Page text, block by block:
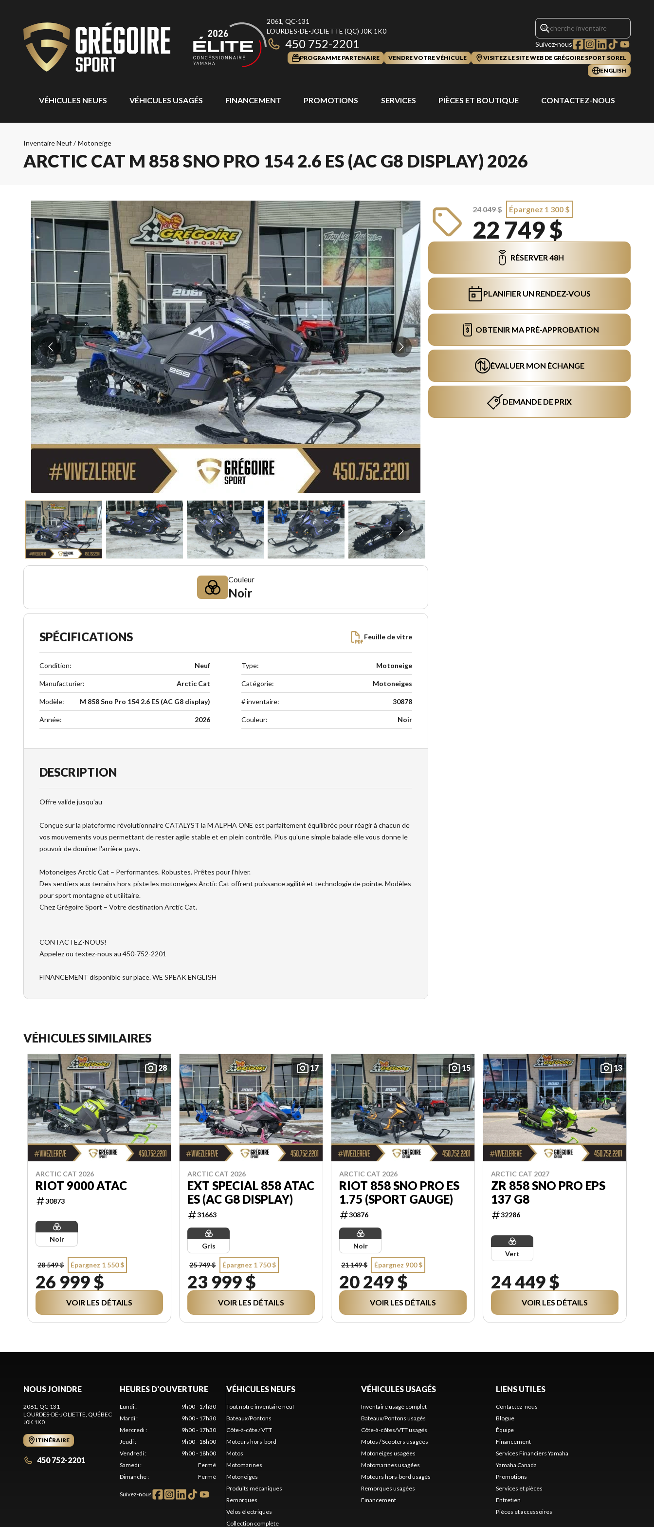
2061, QC-131
LOURDES-DE-JOLIETTE (QC) J0K 1K0
450 752-2201 Suivez-nous
PROGRAMME PARTENAIRE VENDRE VOTRE VÉHICULE
VISITEZ LE SITE WEB DE GRÉGOIRE SPORT SOREL
ENGLISH
VÉHICULES NEUFS VÉHICULES USAGÉS FINANCEMENT PROMOTIONS SERVICES PIÈCES ET BOUTIQUE CONTACTEZ-NOUS
Inventaire Neuf / Motoneige
ARCTIC CAT M 858 SNO PRO 154 2.6 ES (AC G8 DISPLAY) 2026
Couleur
Noir
SPÉCIFICATIONS Feuille de vitre
Condition: Neuf
Manufacturier: Arctic Cat
Modèle: M 858 Sno Pro 154 2.6 ES (AC G8 display)
Année: 2026
Type: Motoneige
Catégorie: Motoneiges
# inventaire: 30878
Couleur: Noir
DESCRIPTION
Offre valide jusqu'au
Conçue sur la plateforme révolutionnaire CATALYST la M ALPHA ONE est parfaitement équilibrée pour réagir à chacun de
vos mouvements vous permettant de rester agile stable et en plein contrôle. Plus qu'une simple balade elle vous donne le
pouvoir de dominer l'arrière-pays.
Motoneiges Arctic Cat – Performantes. Robustes. Prêtes pour l’hiver.
Des sentiers aux terrains hors-piste les motoneiges Arctic Cat offrent puissance agilité et technologie de pointe. Modèles
pour sport montagne et utilitaire.
Chez Grégoire Sport – Votre destination Arctic Cat.
CONTACTEZ-NOUS!
Appelez ou textez-nous au 450-752-2201
FINANCEMENT disponible sur place. WE SPEAK ENGLISH
24 049 $ Épargnez 1 300 $
22 749 $
RÉSERVER 48H
PLANIFIER UN RENDEZ-VOUS
OBTENIR MA PRÉ-APPROBATION
ÉVALUER MON ÉCHANGE
DEMANDE DE PRIX
VÉHICULES SIMILAIRES
28
ARCTIC CAT 2026
RIOT 9000 ATAC
30873
Noir
28 549 $ Épargnez 1 550 $
26 999 $
VOIR LES DÉTAILS
17
ARCTIC CAT 2026
EXT SPECIAL 858 ATAC
ES (AC G8 DISPLAY)
31663
Gris
25 749 $ Épargnez 1 750 $
23 999 $
VOIR LES DÉTAILS
15
ARCTIC CAT 2026
RIOT 858 SNO PRO ES
1.75 (SPORT GAUGE)
30876
Noir
21 149 $ Épargnez 900 $
20 249 $
VOIR LES DÉTAILS
13
ARCTIC CAT 2027
ZR 858 SNO PRO EPS
137 G8
32286
Vert
24 449 $
VOIR LES DÉTAILS
NOUS JOINDRE
2061, QC-131
LOURDES-DE-JOLIETTE, QUÉBEC
J0K 1K0
ITINÉRAIRE
450 752-2201
HEURES D'OUVERTURE
Lundi:
9h00 - 17h30
Mardi:
9h00 - 17h30
Mercredi:
9h00 - 17h30
Jeudi:
9h00 - 18h00
Vendredi:
9h00 - 18h00
Samedi:
Fermé
Dimanche: Fermé
Suivez-nous
VÉHICULES NEUFS
Tout notre inventaire neuf
Bateaux/Pontons
Côte-à-côte / VTT
Moteurs hors-bord
Motos
Motomarines
Motoneiges
Produits mécaniques
Remorques
Vélos électriques
Collection complète
VÉHICULES USAGÉS
Inventaire usagé complet
Bateaux/Pontons usagés
Côte-à-côtes/VTT usagés
Motos / Scooters usagées
Motoneiges usagées
Motomarines usagées
Moteurs hors-bord usagés
Remorques usagées
Financement
LIENS UTILES
Contactez-nous
Blogue
Équipe
Financement
Services Financiers Yamaha
Yamaha Canada
Promotions
Services et pièces
Entretien
Pièces et accessoires